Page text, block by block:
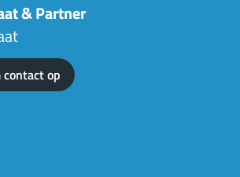
& Partner
contact op